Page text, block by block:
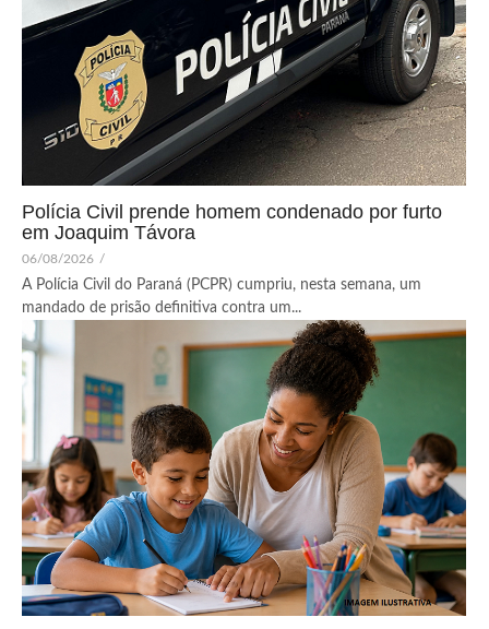
Polícia Civil prende homem condenado por furto
em Joaquim Távora
06/08/2026 /
A Polícia Civil do Paraná (PCPR) cumpriu, nesta semana, um
mandado de prisão definitiva contra um...